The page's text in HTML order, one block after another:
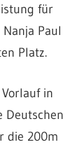
für
Paul
Platz.
in
Deutschen
die 200m